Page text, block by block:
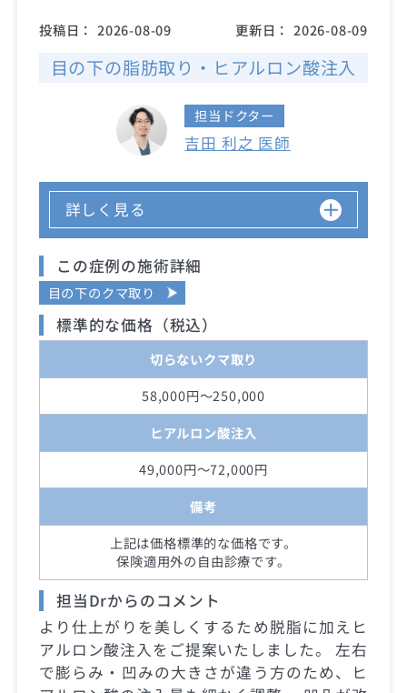
投稿日： 2026-08-09 更新日： 2026-08-09
目の下の脂肪取り・ヒアルロン酸注入
担当ドクター
吉田 利之 医師
詳しく見る
この症例の施術詳細
目の下のクマ取り
標準的な価格（税込）
切らないクマ取り
58,000円～250,000
ヒアルロン酸注入
49,000円～72,000円
備考
上記は価格標準的な価格です。
保険適用外の自由診療です。
担当Drからのコメント
より仕上がりを美しくするため脱脂に加えヒ
アルロン酸注入をご提案いたしました。 左右
で膨らみ・凹みの大きさが違う方のため、ヒ